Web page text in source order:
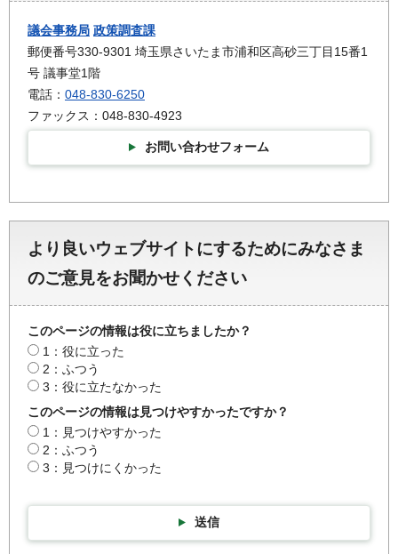
議会事務局 政策調査課
郵便番号330-9301 埼玉県さいたま市浦和区高砂三丁目15番1
号 議事堂1階
電話： 048-830-6250
ファックス：048-830-4923
お問い合わせフォーム
より良いウェブサイトにするためにみなさま
のご意見をお聞かせください
このページの情報は役に立ちましたか？
1：役に立った
2：ふつう
3：役に立たなかった
このページの情報は見つけやすかったですか？
1：見つけやすかった
2：ふつう
3：見つけにくかった
送信